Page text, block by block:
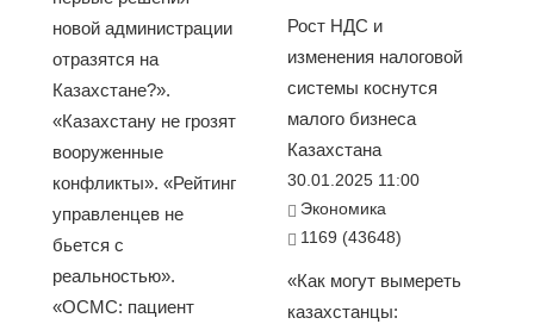
новой администрации
отразятся на
Казахстане?».
«Казахстану не грозят
вооруженные
конфликты». «Рейтинг
управленцев не
бьется с
реальностью».
«ОСМС: пациент
Рост НДС и
изменения налоговой
системы коснутся
малого бизнеса
Казахстана
30.01.2025 11:00
Экономика
1169 (43648)
«Как могут вымереть
казахстанцы: